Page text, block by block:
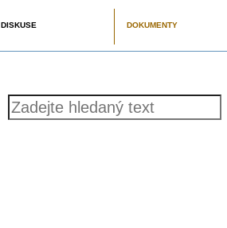
DISKUSE DOKUMENTY